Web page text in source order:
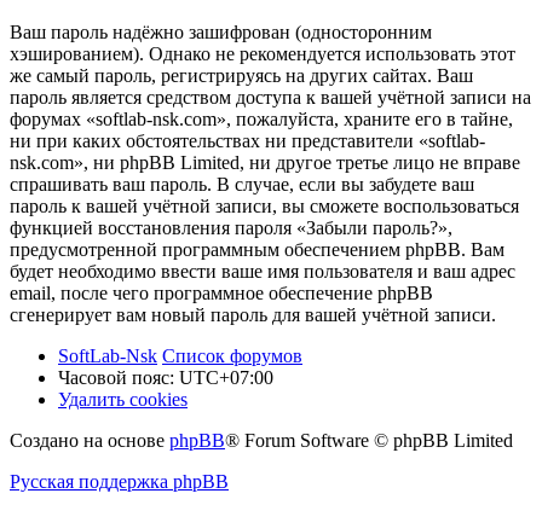
Ваш пароль надёжно зашифрован (односторонним
хэшированием). Однако не рекомендуется использовать этот
же самый пароль, регистрируясь на других сайтах. Ваш
пароль является средством доступа к вашей учётной записи на
форумах «softlab-nsk.com», пожалуйста, храните его в тайне,
ни при каких обстоятельствах ни представители «softlab-
nsk.com», ни phpBB Limited, ни другое третье лицо не вправе
спрашивать ваш пароль. В случае, если вы забудете ваш
пароль к вашей учётной записи, вы сможете воспользоваться
функцией восстановления пароля «Забыли пароль?»,
предусмотренной программным обеспечением phpBB. Вам
будет необходимо ввести ваше имя пользователя и ваш адрес
email, после чего программное обеспечение phpBB
сгенерирует вам новый пароль для вашей учётной записи.
SoftLab-Nsk Список форумов
Часовой пояс: UTC+07:00
Удалить cookies
Создано на основе phpBB® Forum Software © phpBB Limited
Русская поддержка phpBB